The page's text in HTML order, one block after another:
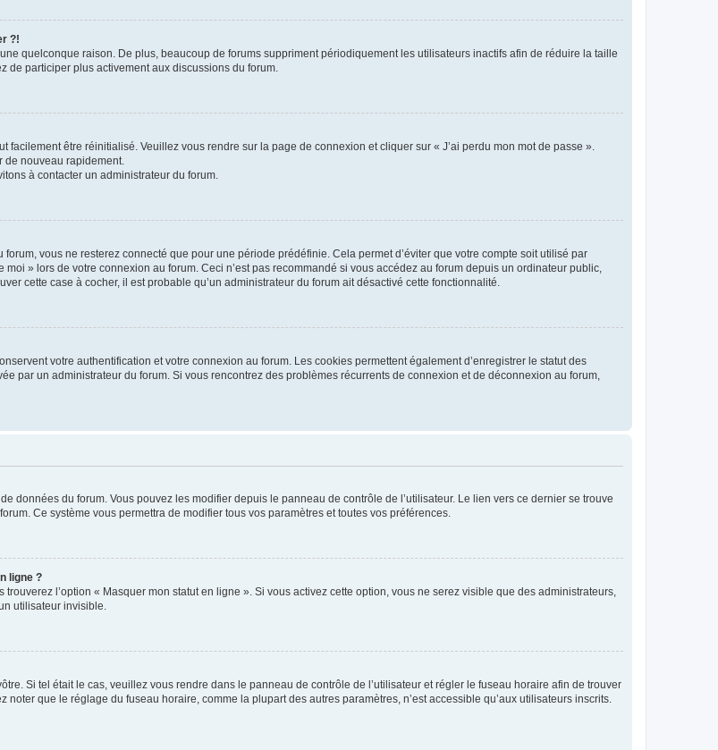
?!
quelconque raison. De plus, beaucoup de forums suppriment périodiquement les utilisateurs inactifs afin de réduire la taille
de participer plus activement aux discussions du forum.
être réinitialisé. Veuillez vous rendre sur la page de connexion et cliquer sur « J’ai perdu mon mot de passe ».
nouveau rapidement.
à contacter un administrateur du forum.
vous ne resterez connecté que pour une période prédéfinie. Cela permet d’éviter que votre compte soit utilisé par
» lors de votre connexion au forum. Ceci n’est pas recommandé si vous accédez au forum depuis un ordinateur public,
cette case à cocher, il est probable qu’un administrateur du forum ait désactivé cette fonctionnalité.
votre authentification et votre connexion au forum. Les cookies permettent également d’enregistrer le statut des
par un administrateur du forum. Si vous rencontrez des problèmes récurrents de connexion et de déconnexion au forum,
données du forum. Vous pouvez les modifier depuis le panneau de contrôle de l’utilisateur. Le lien vers ce dernier se trouve
Ce système vous permettra de modifier tous vos paramètres et toutes vos préférences.
ligne ?
l’option « Masquer mon statut en ligne ». Si vous activez cette option, vous ne serez visible que des administrateurs,
utilisateur invisible.
Si tel était le cas, veuillez vous rendre dans le panneau de contrôle de l’utilisateur et régler le fuseau horaire afin de trouver
que le réglage du fuseau horaire, comme la plupart des autres paramètres, n’est accessible qu’aux utilisateurs inscrits.